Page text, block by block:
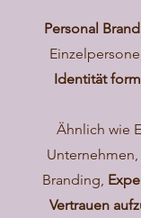
Personal
Identität
Ähnlich wie
Branding,
Vertrauen